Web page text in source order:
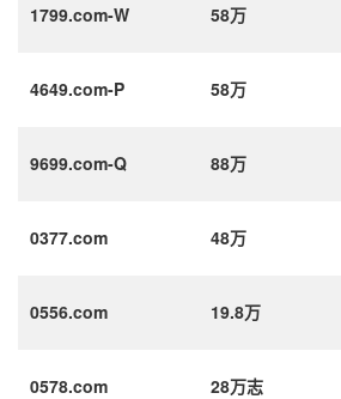
1799.com-W 58万
4649.com-P 58万
9699.com-Q 88万
0377.com 48万
0556.com 19.8万
0578.com 28万志